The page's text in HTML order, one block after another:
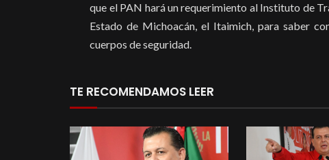
que el PAN hará un requerimiento al Instituto de
Estado de Michoacán, el Itaimich, para saber
cuerpos de seguridad.
TE RECOMENDAMOS LEER